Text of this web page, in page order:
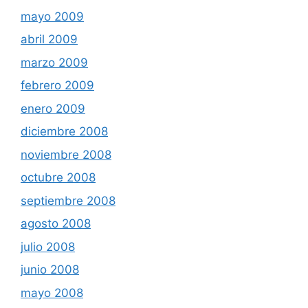
mayo 2009
abril 2009
marzo 2009
febrero 2009
enero 2009
diciembre 2008
noviembre 2008
octubre 2008
septiembre 2008
agosto 2008
julio 2008
junio 2008
mayo 2008